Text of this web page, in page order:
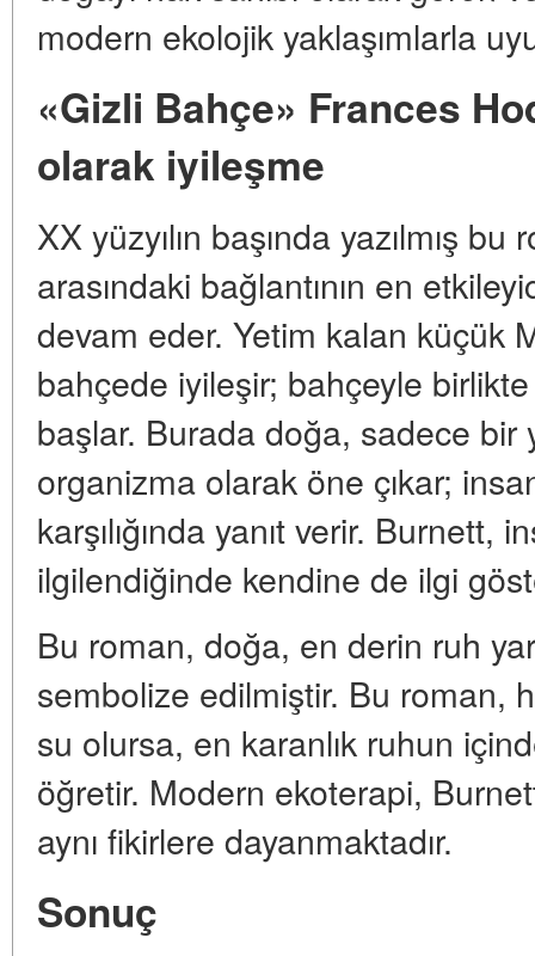
modern ekolojik yaklaşımlarla
«Gizli Bahçe» Frances
olarak iyileşme
XX yüzyılın başında yazılmış
arasındaki bağlantının en
devam eder. Yetim kalan küçük
bahçede iyileşir; bahçeyle
başlar. Burada doğa, sadece bir
organizma olarak öne çıkar;
karşılığında yanıt verir. Burnett,
ilgilendiğinde kendine de ilgi
Bu roman, doğa, en derin ruh
sembolize edilmiştir. Bu roman,
su olursa, en karanlık ruhun
öğretir. Modern ekoterapi,
aynı fikirlere dayanmaktadır.
Sonuç